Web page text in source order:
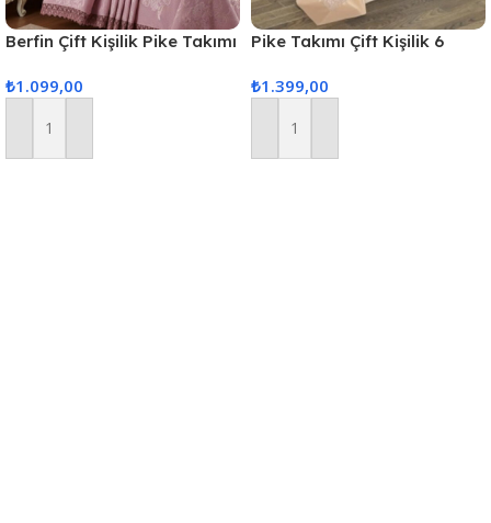
Berfin Çift Kişilik Pike Takımı
₺1.099,00
Sepete Ekle
Pike Takımı Çift Kişilik 6
₺1.399,00
Sepete Ekle